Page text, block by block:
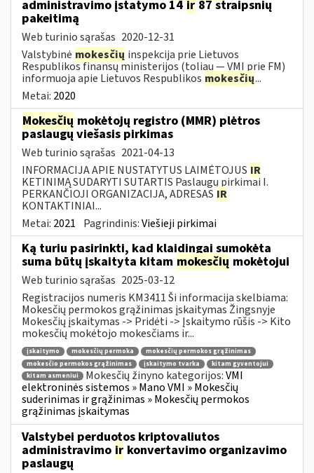
administravimo įstatymo 14ir87 straipsnių
pakeitimą
Web turinio sąrašas 2020-12-31
Valstybinė mokesčių inspekcija prie Lietuvos
Respublikos finansų ministerijos (toliau — VMI prie FM)
informuoja apie Lietuvos Respublikos mokesčių...
Metai: 2020
Mokesčių mokėtojų registro (MMR) plėtros
paslaugų viešasis pirkimas
Web turinio sąrašas 2021-04-13
INFORMACIJA APIE NUSTATYTUS LAIMĖTOJUS IR
KETINIMĄ SUDARYTI SUTARTIS Paslaugų pirkimai I.
PERKANČIOJI ORGANIZACIJA, ADRESAS IR
KONTAKTINIAI...
Metai: 2021 Pagrindinis:Viešieji pirkimai
Ką turiu pasirinkti, kad klaidingai sumokėta
suma būtų įskaityta kitam mokesčių mokėtojui
Web turinio sąrašas 2025-03-12
Registracijos numeris KM3411 Ši informacija skelbiama:
Mokesčių permokos grąžinimas įskaitymas Žingsnyje
Mokesčių įskaitymas -> Pridėti -> Įskaitymo rūšis -> Kito
mokesčių mokėtojo mokesčiams ir...
įskaitymo mokesčių permoka
mokesčių permokos grąžinimas
mokesčio permokos grąžinimas
įskaitymo tvarka
kitam gyventojui
kitam asmeniui
Mokesčių žinyno kategorijos:VMI
elektroninės sistemos » Mano VMI » Mokesčių
suderinimas ir grąžinimas » Mokesčių permokos
grąžinimas įskaitymas
Valstybei perduotos kriptovaliutos
administravimo ir konvertavimo organizavimo
paslaugų